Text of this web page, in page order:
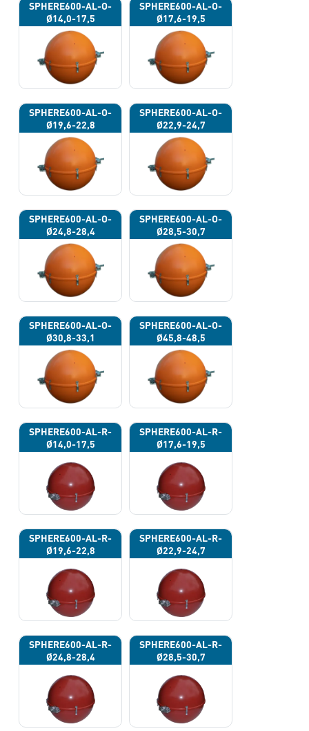
SPHERE600-AL-O-
Ø14,0-17,5
SPHERE600-AL-O-
Ø17,6-19,5
SPHERE600-AL-O-
Ø19,6-22,8
SPHERE600-AL-O-
Ø22,9-24,7
SPHERE600-AL-O-
Ø24,8-28,4
SPHERE600-AL-O-
Ø28,5-30,7
SPHERE600-AL-O-
Ø30,8-33,1
SPHERE600-AL-O-
Ø45,8-48,5
SPHERE600-AL-R-
Ø14,0-17,5
SPHERE600-AL-R-
Ø17,6-19,5
SPHERE600-AL-R-
Ø19,6-22,8
SPHERE600-AL-R-
Ø22,9-24,7
SPHERE600-AL-R-
Ø24,8-28,4
SPHERE600-AL-R-
Ø28,5-30,7